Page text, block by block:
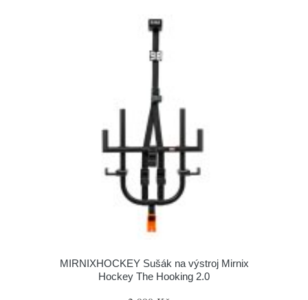
MIRNIXHOCKEY Sušák na výstroj Mirnix
Hockey The Hooking 2.0